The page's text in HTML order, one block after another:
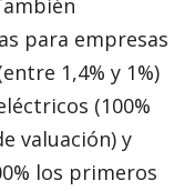
para empresas
1,4% y 1%)
(100%
valuación) y
los primeros